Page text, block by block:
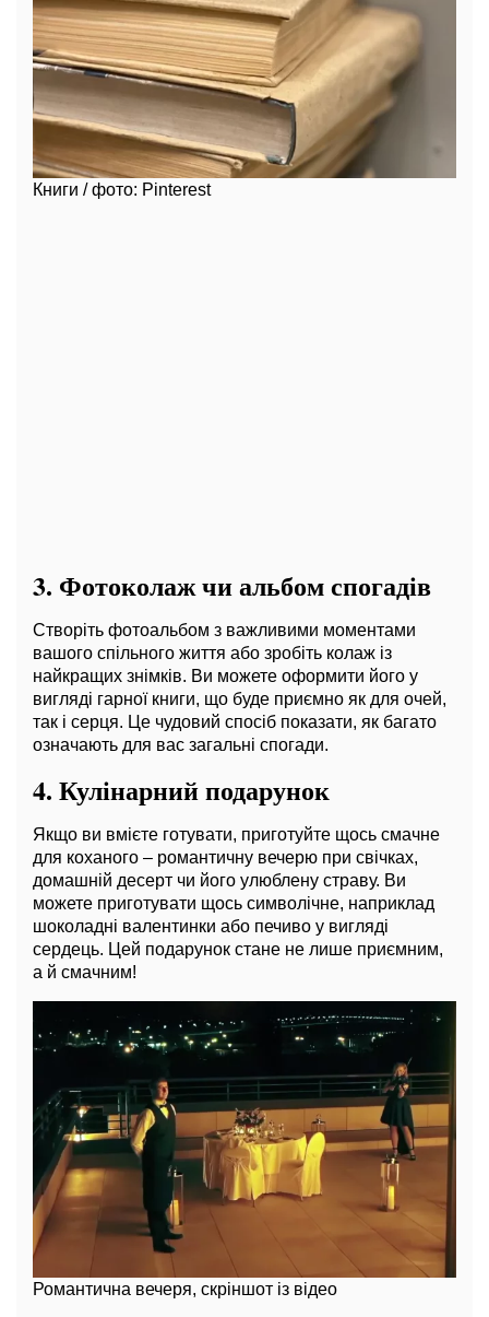
Книги / фото: Pinterest
3. Фотоколаж чи альбом спогадів
Створіть фотоальбом з важливими моментами
вашого спільного життя або зробіть колаж із
найкращих знімків. Ви можете оформити його у
вигляді гарної книги, що буде приємно як для очей,
так і серця. Це чудовий спосіб показати, як багато
означають для вас загальні спогади.
4. Кулінарний подарунок
Якщо ви вмієте готувати, приготуйте щось смачне
для коханого – романтичну вечерю при свічках,
домашній десерт чи його улюблену страву. Ви
можете приготувати щось символічне, наприклад
шоколадні валентинки або печиво у вигляді
сердець. Цей подарунок стане не лише приємним,
а й смачним!
Романтична вечеря, скріншот із відео